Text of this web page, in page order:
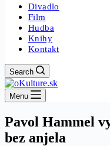
Divadlo
Film
Hudba
Knihy
Kontakt
Search
Menu
Pavol Hammel
bez anjela